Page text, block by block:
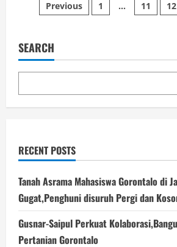
Alam
Gorontalo:
Fantastis
Posts
Previous 1 … 11 12
SEARCH
RECENT POSTS
Tanah Asrama Mahasiswa Gorontalo di
Gugat,Penghuni disuruh Pergi dan
Gusnar-Saipul Perkuat
Pertanian Gorontalo